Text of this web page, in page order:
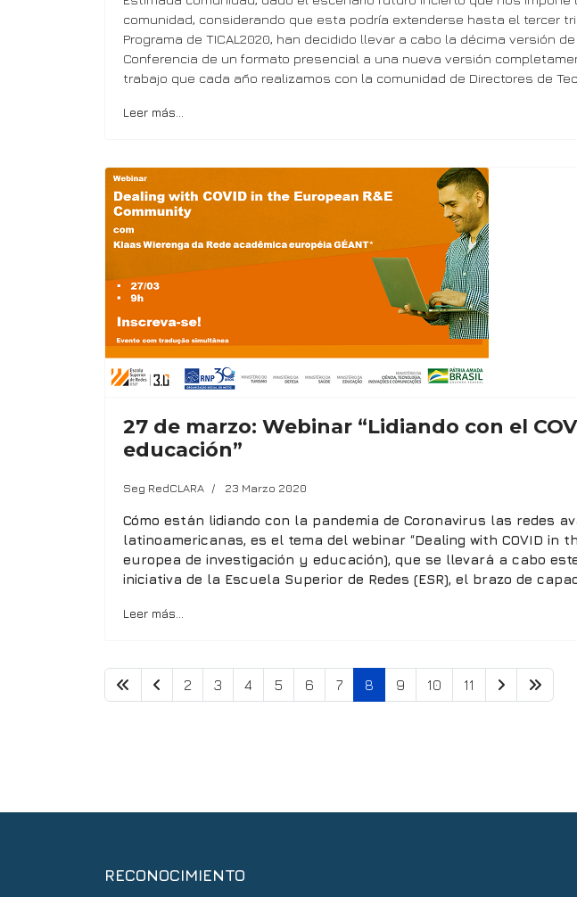
comunidad, considerando que esta podría extenderse hasta el tercer
Programa de TICAL2020, han decidido llevar a cabo la décima versión
Conferencia de un formato presencial a una nueva versión
trabajo que cada año realizamos con la comunidad de Directores de
Leer más…
27 de marzo: Webinar “Lidiando con el
educación”
Seg RedCLARA 23 Marzo 2020
Cómo están lidiando con la pandemia de Coronavirus las redes
latinoamericanas, es el tema del webinar “Dealing with COVID in
europea de investigación y educación), que se llevará a cabo
iniciativa de la Escuela Superior de Redes (ESR), el brazo de
Leer más…
2 3 4 5 6 7 8 9 10 11
RECONOCIMIENTO